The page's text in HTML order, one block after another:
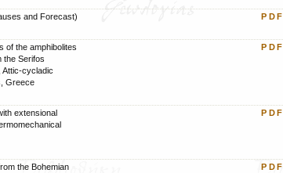
and Forecast)
PDF
of the amphibolites
the Serifos
Attic-cycladic
Greece
PDF
extensional
PDF
the Bohemian
PDF